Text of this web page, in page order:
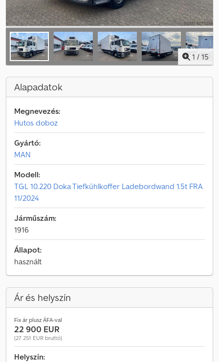
1 / 15
Alapadatok
Megnevezés:
Hutos doboz
Gyártó:
MAN
Modell:
TGL 10.220 Doka Tiefkühlkoffer Ladebordwand 1.5t FRA
11/2024
Járműszám:
1916
Állapot:
használt
Ár és helyszín
Fix ár plusz ÁFA-val
22 900 EUR
(27 251 EUR bruttó)
Helyszín: